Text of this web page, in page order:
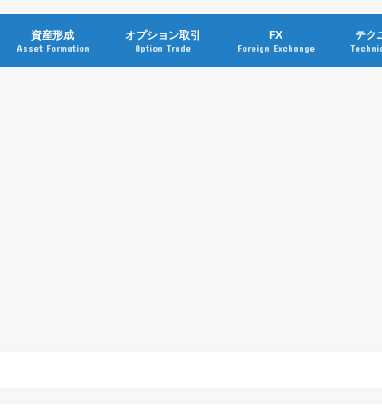
資産形成
Asset Formation
オプション取引
Option Trade
FX
Foreign Exchange
テク